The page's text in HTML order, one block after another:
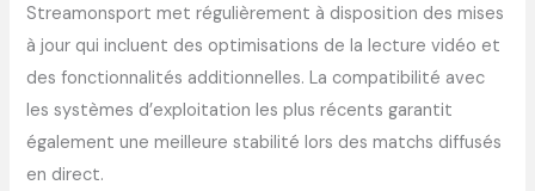
Streamonsport met régulièrement à disposition des mises
à jour qui incluent des optimisations de la lecture vidéo et
des fonctionnalités additionnelles. La compatibilité avec
les systèmes d’exploitation les plus récents garantit
également une meilleure stabilité lors des matchs diffusés
en direct.